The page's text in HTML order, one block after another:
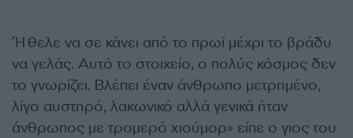
΄Ήθελε να σε κάνει από το πρωί μέχρι το βράδυ
να γελάς. Αυτό το στοιχείο, ο πολύς κόσμος δεν
το γνωρίζει. Βλέπει έναν άνθρωπο μετρημένο,
λίγο αυστηρό, λακωνικό αλλά γενικά ήταν
άνθρωπος με τρομερό χιούμορ» είπε ο γιος του